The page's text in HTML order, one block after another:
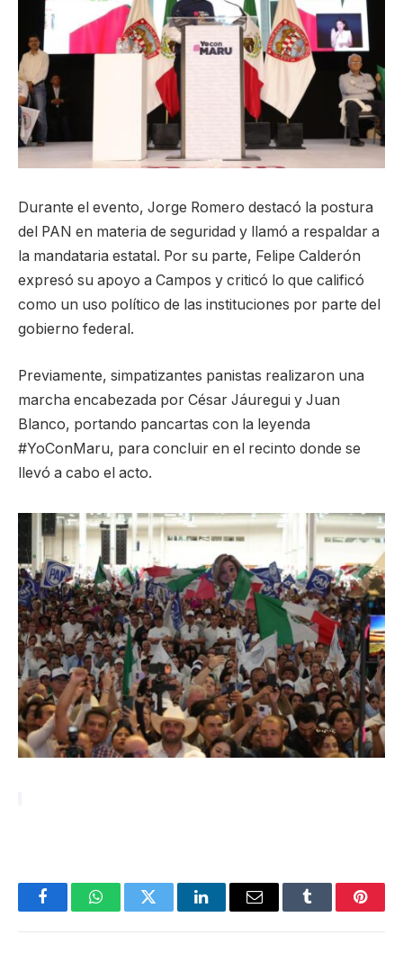
Durante el evento, Jorge Romero destacó la postura
del PAN en materia de seguridad y llamó a respaldar a
la mandataria estatal. Por su parte, Felipe Calderón
expresó su apoyo a Campos y criticó lo que calificó
como un uso político de las instituciones por parte del
gobierno federal.
Previamente, simpatizantes panistas realizaron una
marcha encabezada por César Jáuregui y Juan
Blanco, portando pancartas con la leyenda
#YoConMaru, para concluir en el recinto donde se
llevó a cabo el acto.
FacebookWhatsAppTwitter LinkedInEmail Tumblr